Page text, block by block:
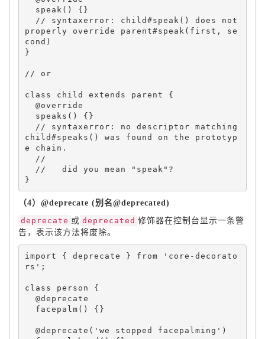
speak ( ) { }
// syntaxerror: child#speak() does not
properly override parent#speak(first, se
}
class child extends parent
{
speaks ( ) { }
// syntaxerror: no descriptor matching
child#speaks() was found on the prototyp
}
（4）@deprecate (别名@deprecated)
deprecate 或 deprecated 修饰器在控制台显示一条警
告，表示该方法将废除。
import { deprecate } from
'core-decorato
rs' ;
class person
{
facepalm ( ) { }
  @
deprecate ( 'we stopped facepalming' )